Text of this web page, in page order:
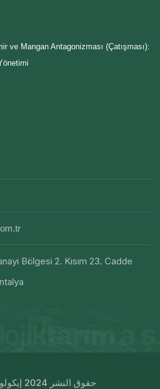
ve Mangan Antagonizması (Çatışması):
Bölgesi 2. Kısım 23. Cadde
© حقوق النشر 2024 إيكولوجيك تاريم